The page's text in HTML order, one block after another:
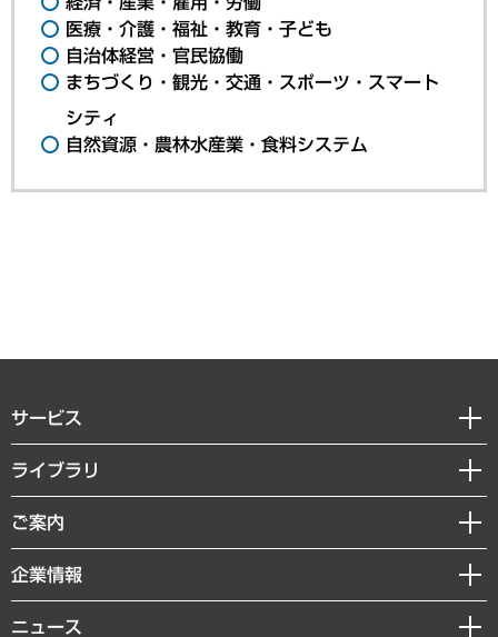
医療・介護・福祉・教育・子ども
自治体経営・官民協働
まちづくり・観光・交通・スポーツ・スマート
シティ
自然資源・農林水産業・食料システム
サービス
経営戦略
組織・人事戦略
デジタルイノベーション
共生・ダイバーシティ
ライブラリ
経済調査
レポート
コラム
ご案内
セミナー・イベント情報
MUFGビジネスセミナー
受託案件情報
企業情報
私たちの想い
ニュース